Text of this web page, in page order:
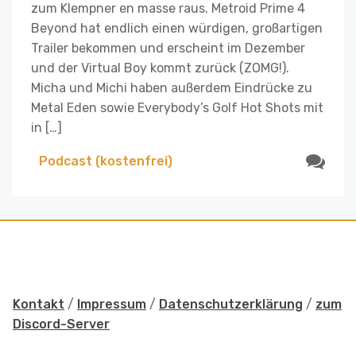
zum Klempner en masse raus. Metroid Prime 4
Beyond hat endlich einen würdigen, großartigen
Trailer bekommen und erscheint im Dezember
und der Virtual Boy kommt zurück (ZOMG!).
Micha und Michi haben außerdem Eindrücke zu
Metal Eden sowie Everybody’s Golf Hot Shots mit
in […]
Podcast (kostenfrei)
Kontakt / Impressum / Datenschutzerklärung / zum
Discord-Server